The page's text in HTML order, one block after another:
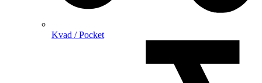
Kvad / Pocket